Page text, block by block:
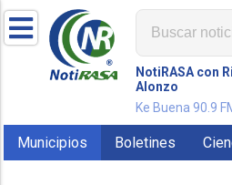
NotiRASA con
Alonzo
Ke Buena 90.9
Municipios Boletines